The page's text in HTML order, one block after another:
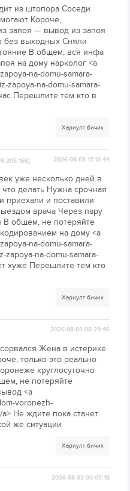
из штопора Соседи
Короче,
запоя — вывод из запоя
без выходных Сняли
В общем, вся инфа
на дому нарколог <a
na-domu-samara-
zapoya-na-domu-samara-
Перешлите тем кто в
Хариулт бичих
2026-08-03 17:13:44
уже несколько дней в
делать Нужна срочная
приехали и поставили
врача Через пару
В общем, не потеряйте
на дому <a
na-domu-samara-
zapoya-na-domu-samara-
хуже Перешлите тем кто
Хариулт бичих
2026-08-03 06:29:46
Жена в истерике
только это реально
круглосуточно
не потеряйте
<a
voronezh-
Не ждите пока станет
же ситуации
Хариулт бичих
2026-08-03 00:03:18